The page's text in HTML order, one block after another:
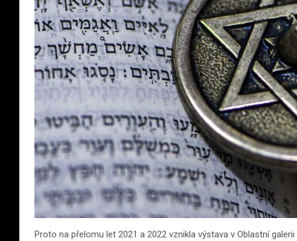
Proto na přelomu let 2021 a 2022 vznikla výstava v Oblastní